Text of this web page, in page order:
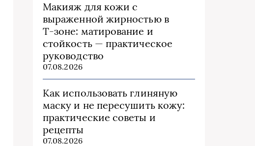
Макияж для кожи с
выраженной жирностью в
Т‑зоне: матирование и
стойкость — практическое
руководство
07.08.2026
Как использовать глиняную
маску и не пересушить кожу:
практические советы и
рецепты
07.08.2026